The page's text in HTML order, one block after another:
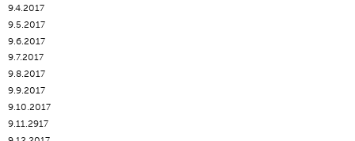
9.4.2017
9.5.2017
9.6.2017
9.7.2017
9.8.2017
9.9.2017
9.10.2017
9.11.2917